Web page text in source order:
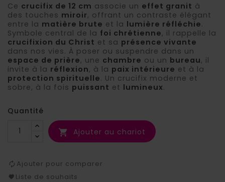
Ce crucifix de 12 cm associe un effet granit à
des touches miroir, offrant un contraste élégant
entre la matière brute et la lumière réfléchie.
Symbole central de la foi chrétienne, il rappelle la
crucifixion du Christ et sa présence vivante
dans nos vies. À poser ou suspendre dans un
espace de prière, une chambre ou un bureau, il
invite à la réflexion, à la paix intérieure et à la
protection spirituelle. Un crucifix moderne et
sobre, à la fois puissant et lumineux.
Quantité
 Ajouter au chariot
Ajouter pour comparer
Liste de souhaits